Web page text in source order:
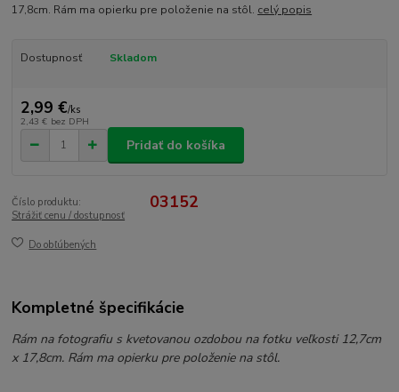
17,8cm. Rám ma opierku pre položenie na stôl. celý popis
Dostupnosť Skladom
2,99 €/ks
2,43 € bez DPH
Pridať do košíka
Číslo produktu: 03152
Strážiť cenu / dostupnosť
Do obľúbených
Kompletné špecifikácie
Rám na fotografiu s kvetovanou ozdobou na fotku veľkosti 12,7cm
x 17,8cm. Rám ma opierku pre položenie na stôl.